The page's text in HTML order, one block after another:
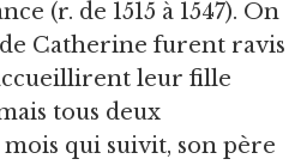
(r. de 1515 à 1547). On
Catherine furent ravis
leur fille
tous deux
qui suivit, son père